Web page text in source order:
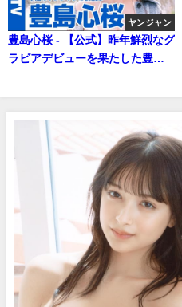
ヤンジャン
豊島心桜 - 【公式】昨年鮮烈なグ
ラビアデビューを果たした豊島
16号 3月21日発売！（2024年03
月20日） | ヤンジャンTV【集英
社ヤングジャンプ公式】さんよ